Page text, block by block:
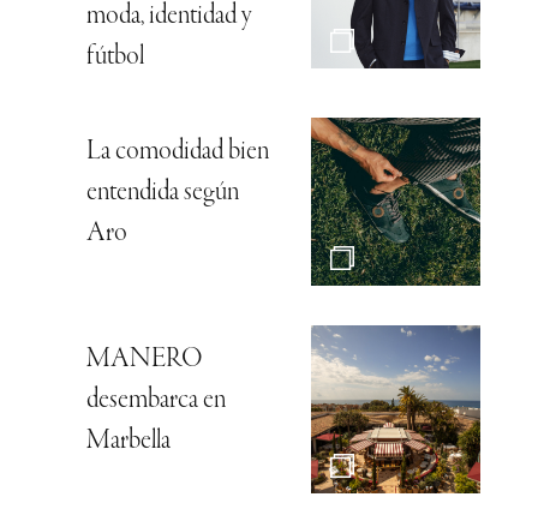
moda, identidad y
fútbol
La comodidad bien
entendida según
Aro
MANERO
desembarca en
Marbella